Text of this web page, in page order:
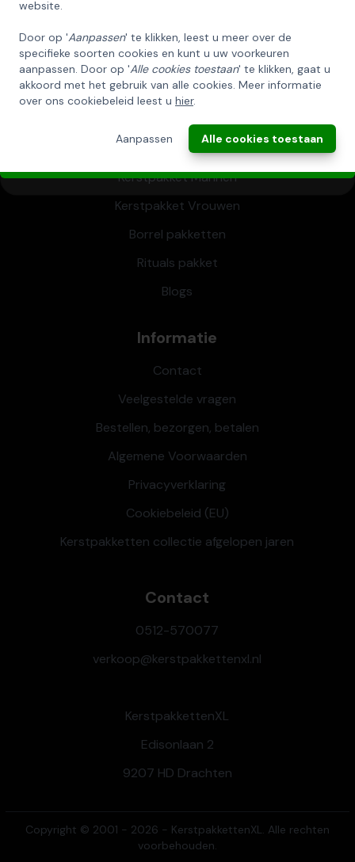
website.
Door op 'Aanpassen' te klikken, leest u meer over de
specifieke soorten cookies en kunt u uw voorkeuren
aanpassen. Door op 'Alle cookies toestaan' te klikken, gaat u
akkoord met het gebruik van alle cookies. Meer informatie
over ons cookiebeleid leest u hier.
Aanpassen Alle cookies toestaan
Thema's
Kerstpakket 2026
Kerstpakket Mannen
Kerstpakket Vrouwen
Borrel pakketten
Rituals pakket
Blogs
Informatie
Contact
Veelgestelde vragen
Bestellen, bezorgen, betalen
Algemene Voorwaarden
Privacyverklaring
Cookiebeleid (EU)
Kerstpakketten collectie afgelopen jaren
Contact
0512-570077
verkoop@kerstpakkettenxl.nl
KerstpakkettenXL
Edisonlaan 2
9207 HD Drachten
Copyright © 2001 - 2026 - KerstpakkettenXL. Alle rechten
voorbehouden.
INSCHRIJVEN!
ANNULEREN